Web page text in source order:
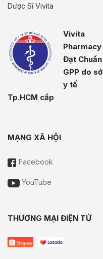
Dược Sĩ Vivita
Vivita
Pharmacy
Đạt Chuẩn
GPP do sở
y tế
Tp.HCM cấp
MẠNG XÃ HỘI
Facebook
YouTube
THƯƠNG MẠI ĐIỆN TỬ